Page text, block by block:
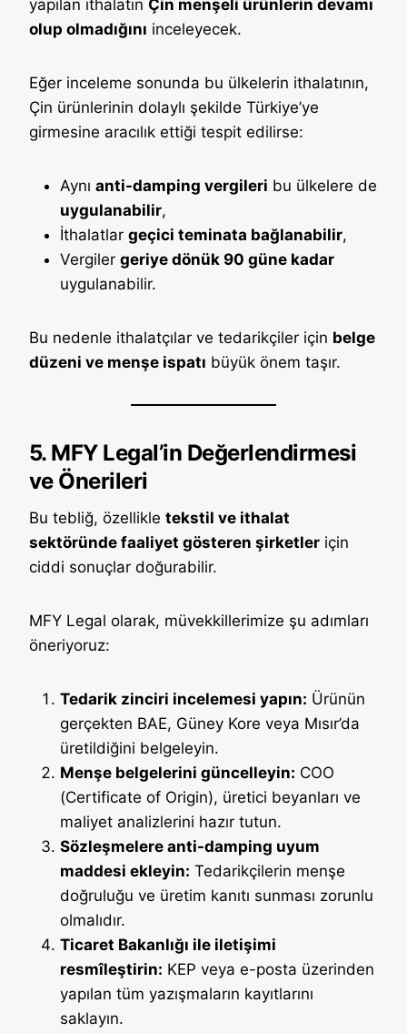
yapılan ithalatın Çin menşeli ürünlerin devamı
olup olmadığını inceleyecek.
Eğer inceleme sonunda bu ülkelerin ithalatının,
Çin ürünlerinin dolaylı şekilde Türkiye’ye
girmesine aracılık ettiği tespit edilirse:
Aynı anti-damping vergileri bu ülkelere de
uygulanabilir,
İthalatlar geçici teminata bağlanabilir,
Vergiler geriye dönük 90 güne kadar
uygulanabilir.
Bu nedenle ithalatçılar ve tedarikçiler için belge
düzeni ve menşe ispatı büyük önem taşır.
5. MFY Legal’in Değerlendirmesi
ve Önerileri
Bu tebliğ, özellikle tekstil ve ithalat
sektöründe faaliyet gösteren şirketleriçin
ciddi sonuçlar doğurabilir.
MFY Legal olarak, müvekkillerimize şu adımları
öneriyoruz:
Tedarik zinciri incelemesi yapın: Ürünün
gerçekten BAE, Güney Kore veya Mısır’da
üretildiğini belgeleyin.
Menşe belgelerini güncelleyin: COO
(Certificate of Origin), üretici beyanları ve
maliyet analizlerini hazır tutun.
Sözleşmelere anti-damping uyum
maddesi ekleyin: Tedarikçilerin menşe
doğruluğu ve üretim kanıtı sunması zorunlu
olmalıdır.
Ticaret Bakanlığı ile iletişimi
resmîleştirin: KEP veya e-posta üzerinden
yapılan tüm yazışmaların kayıtlarını
saklayın.